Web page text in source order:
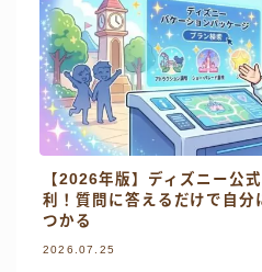
【2026年版】ディズニー公
利！質問に答えるだけで自分
つかる
2026.07.25